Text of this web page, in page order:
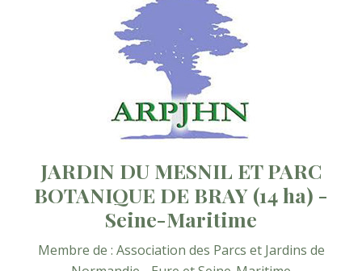
JARDIN DU MESNIL ET PARC
BOTANIQUE DE BRAY (14 ha) -
Seine-Maritime
Membre de : Association des Parcs et Jardins de